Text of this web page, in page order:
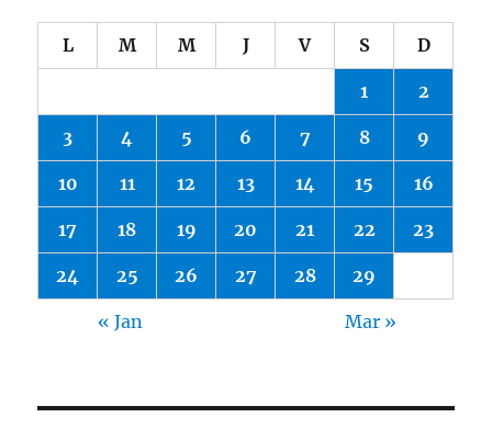
L M M J V S D
1 2
3 4 5 6 7 8 9
10 11 12 13 14 15 16
17 18 19 20 21 22 23
24 25 26 27 28 29
« Jan Mar »